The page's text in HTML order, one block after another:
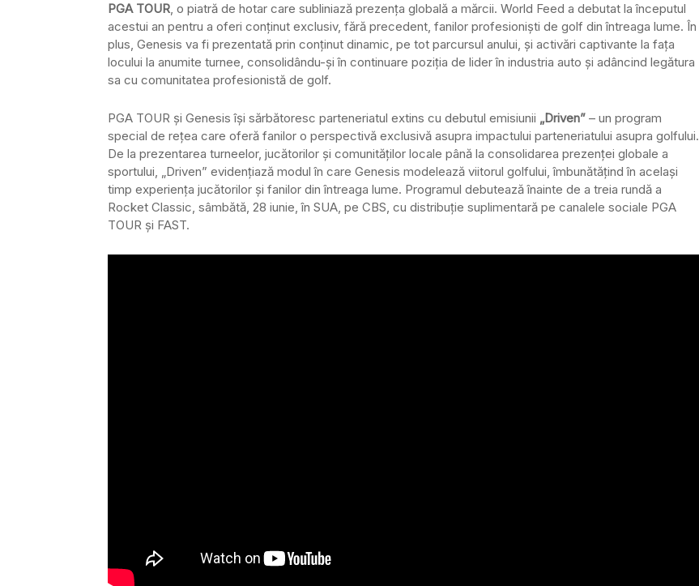
PGA TOUR, o piatră de hotar care subliniază prezența globală a mărcii. World Feed a debutat la începutul
acestui an pentru a oferi conținut exclusiv, fără precedent, fanilor profesioniști de golf din întreaga lume. În
plus, Genesis va fi prezentată prin conținut dinamic, pe tot parcursul anului, și activări captivante la fața
locului la anumite turnee, consolidându-și în continuare poziția de lider în industria auto și adâncind legătura
sa cu comunitatea profesionistă de golf.
PGA TOUR și Genesis își sărbătoresc parteneriatul extins cu debutul emisiunii „Driven” – un program
special de rețea care oferă fanilor o perspectivă exclusivă asupra impactului parteneriatului asupra golfului.
De la prezentarea turneelor, jucătorilor și comunităților locale până la consolidarea prezenței globale a
sportului, „Driven” evidențiază modul în care Genesis modelează viitorul golfului, îmbunătățind în același
timp experiența jucătorilor și fanilor din întreaga lume. Programul debutează înainte de a treia rundă a
Rocket Classic, sâmbătă, 28 iunie, în SUA, pe CBS, cu distribuție suplimentară pe canalele sociale PGA
TOUR și FAST.